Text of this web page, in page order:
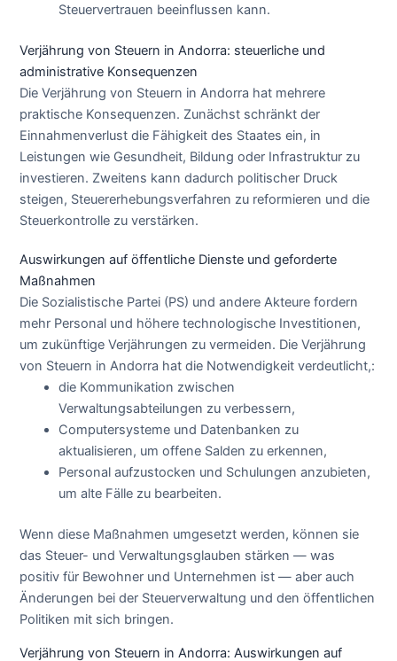
Steuervertrauen beeinflussen kann.
Verjährung von Steuern in Andorra: steuerliche und
administrative Konsequenzen
Die Verjährung von Steuern in Andorra hat mehrere
praktische Konsequenzen. Zunächst schränkt der
Einnahmenverlust die Fähigkeit des Staates ein, in
Leistungen wie Gesundheit, Bildung oder Infrastruktur zu
investieren. Zweitens kann dadurch politischer Druck
steigen, Steuererhebungsverfahren zu reformieren und die
Steuerkontrolle zu verstärken.
Auswirkungen auf öffentliche Dienste und geforderte
Maßnahmen
Die Sozialistische Partei (PS) und andere Akteure fordern
mehr Personal und höhere technologische Investitionen,
um zukünftige Verjährungen zu vermeiden. Die Verjährung
von Steuern in Andorra hat die Notwendigkeit verdeutlicht,:
die Kommunikation zwischen
Verwaltungsabteilungen zu verbessern,
Computersysteme und Datenbanken zu
aktualisieren, um offene Salden zu erkennen,
Personal aufzustocken und Schulungen anzubieten,
um alte Fälle zu bearbeiten.
Wenn diese Maßnahmen umgesetzt werden, können sie
das Steuer- und Verwaltungsglauben stärken — was
positiv für Bewohner und Unternehmen ist — aber auch
Änderungen bei der Steuerverwaltung und den öffentlichen
Politiken mit sich bringen.
Verjährung von Steuern in Andorra: Auswirkungen auf